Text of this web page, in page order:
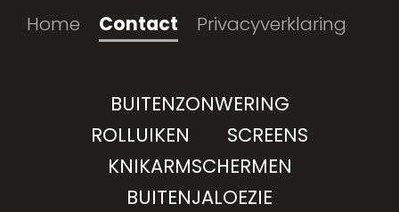
Home Contact Privacyverklaring
BUITENZONWERING
ROLLUIKEN
SCREENS
KNIKARMSCHERMEN
BUITENJALOEZIE